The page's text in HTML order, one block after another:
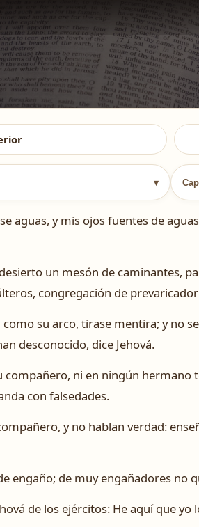
▾
aguas, y mis ojos fuentes de
un mesón de caminantes,
congregación de
como su arco, tirase mentira; y no
desconocido, dice Jehová.
compañero, ni en ningún
con falsedades.
y no hablan verdad:
engaño; de muy engañadores no
de los ejércitos: He aquí que